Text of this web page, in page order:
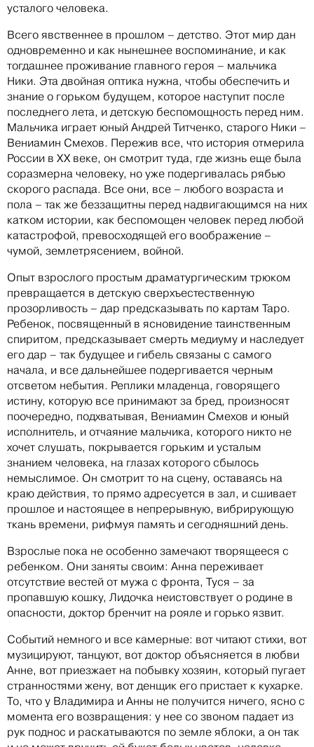
усталого человека.
Всего явственнее в прошлом – детство. Этот мир дан
одновременно и как нынешнее воспоминание, и как
тогдашнее проживание главного героя – мальчика
Ники. Эта двойная оптика нужна, чтобы обеспечить и
знание о горьком будущем, которое наступит после
последнего лета, и детскую беспомощность перед ним.
Мальчика играет юный Андрей Титченко, старого Ники –
Вениамин Смехов. Пережив все, что история отмерила
России в ХХ веке, он смотрит туда, где жизнь еще была
соразмерна человеку, но уже подергивалась рябью
скорого распада. Все они, все – любого возраста и
пола – так же беззащитны перед надвигающимся на них
катком истории, как беспомощен человек перед любой
катастрофой, превосходящей его воображение –
чумой, землетрясением, войной.
Опыт взрослого простым драматургическим трюком
превращается в детскую сверхъестественную
прозорливость – дар предсказывать по картам Таро.
Ребенок, посвященный в ясновидение таинственным
спиритом, предсказывает смерть медиуму и наследует
его дар – так будущее и гибель связаны с самого
начала, и все дальнейшее подергивается черным
отсветом небытия. Реплики младенца, говорящего
истину, которую все принимают за бред, произносят
поочередно, подхватывая, Вениамин Смехов и юный
исполнитель, и отчаяние мальчика, которого никто не
хочет слушать, покрывается горьким и усталым
знанием человека, на глазах которого сбылось
немыслимое. Он смотрит то на сцену, оставаясь на
краю действия, то прямо адресуется в зал, и сшивает
прошлое и настоящее в непрерывную, вибрирующую
ткань времени, рифмуя память и сегодняшний день.
Взрослые пока не особенно замечают творящееся с
ребенком. Они заняты своим: Анна переживает
отсутствие вестей от мужа с фронта, Туся – за
пропавшую кошку, Лидочка неистовствует о родине в
опасности, доктор бренчит на рояле и горько язвит.
Событий немного и все камерные: вот читают стихи, вот
музицируют, танцуют, вот доктор объясняется в любви
Анне, вот приезжает на побывку хозяин, который пугает
странностями жену, вот денщик его пристает к кухарке.
То, что у Владимира и Анны не получится ничего, ясно с
момента его возвращения: у нее со звоном падает из
рук поднос и раскатываются по земле яблоки, а он так